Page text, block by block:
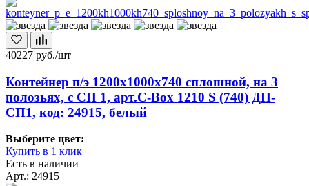
40227 руб./шт
Контейнер п/э 1200х1000х740 сплошной, на 3
полозьях, с СП 1, арт.C-Box 1210 S (740) ДП-
СП1, код: 24915, белый
Выберите цвет:
Купить в 1 клик
Есть в наличии
Арт.: 24915